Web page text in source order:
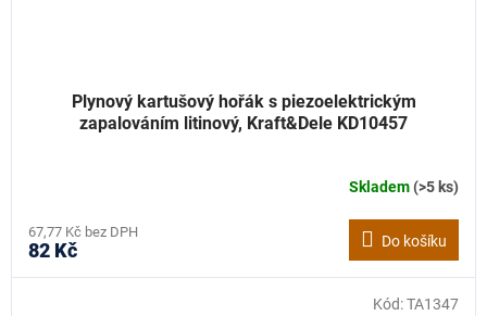
Plynový kartušový hořák s piezoelektrickým
zapalováním litinový, Kraft&Dele KD10457
Skladem(>5 ks)
67,77 Kč bez DPH
82 Kč Do košíku
Kód:TA1347